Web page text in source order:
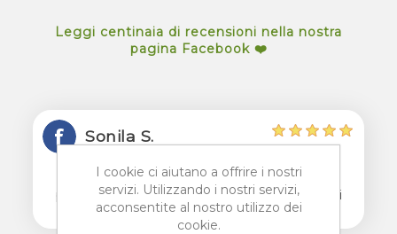
Leggi centinaia di recensioni nella nostra
pagina Facebook ❤️
Sonila S.
Arance freschissime, pieno di succo e
profumatissime. Avete portato il profumo di
Sicilia a casa mia. Grazie
I cookie ci aiutano a offrire i nostri
servizi. Utilizzando i nostri servizi,
acconsentite al nostro utilizzo dei
cookie.